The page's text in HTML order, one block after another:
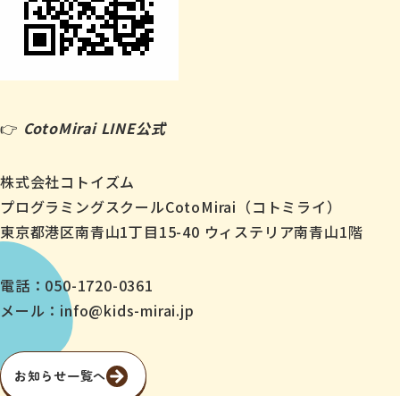
👉 CotoMirai LINE公式
株式会社コトイズム
プログラミングスクールCotoMirai（コトミライ）
東京都港区南青山1丁目15-40 ウィステリア南青山1階
電話：050-1720-0361
メール：info@kids-mirai.jp
お知らせ一覧へ